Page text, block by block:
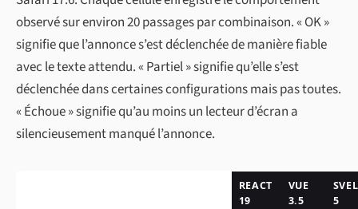
observé sur environ 20 passages par combinaison. « OK »
signifie que l’annonce s’est déclenchée de manière fiable
avec le texte attendu. « Partiel » signifie qu’elle s’est
déclenchée dans certaines configurations mais pas toutes.
« Échoue » signifie qu’au moins un lecteur d’écran a
silencieusement manqué l’annonce.
REACT
19
VUE
3.5
5